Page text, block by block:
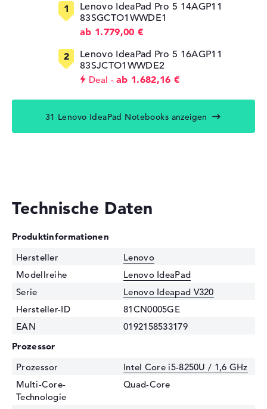
Lenovo IdeaPad Pro 5 14AGP11
83SGCTO1WWDE1
ab 1.779,00 €
Lenovo IdeaPad Pro 5 16AGP11
83SJCTO1WWDE2
Deal ab 1.682,16 €
31 Lenovo IdeaPad Notebooks anzeigen
Technische Daten
Produktinformationen
Hersteller
Lenovo
Modellreihe
Lenovo IdeaPad
Serie
Lenovo Ideapad V320
Hersteller-ID
81CN0005GE
EAN
0192158533179
Prozessor
Prozessor
Intel Core i5-8250U / 1,6 GHz
Multi-Core-
Technologie
Quad-Core